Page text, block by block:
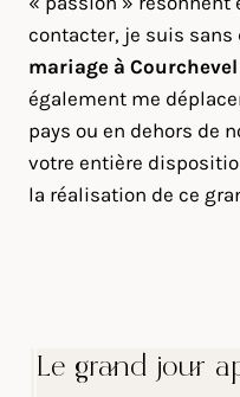
contacter, je suis sans
mariage à Courchevel
également me
pays ou en dehors de
votre entière
la réalisation de ce
Le grand jour